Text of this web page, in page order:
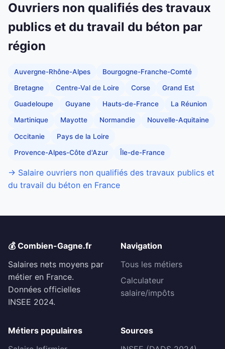
Ouvriers non qualifiés des travaux
publics et du travail du béton par
région
Auvergne-Rhône-Alpes Bourgogne-Franche-Comté
Bretagne Centre-Val de Loire Corse Grand Est
Guadeloupe Guyane Hauts-de-France La Réunion
Martinique Mayotte Normandie Nouvelle-Aquitaine
Occitanie Pays de la Loire
Provence-Alpes-Côte d'Azur Île-de-France
→ Salaire ouvriers non qualifiés des travaux publics et
du travail du béton en France
💰 Combien-Gagne.fr
Salaires nets moyens par
métier en France.
Données officielles
INSEE 2024.
Navigation
Tous les métiers
Calculateur
salaire/impôts
Métiers populaires
Sources